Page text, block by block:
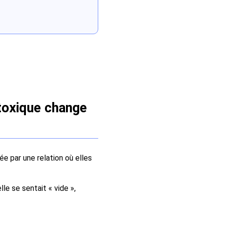
change
par une relation où elles
se sentait « vide »,